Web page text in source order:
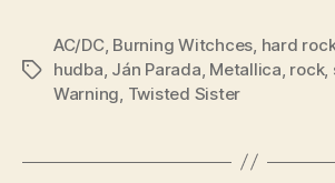
Značky
AC/DC, Burning Witchces hard
hudba Ján Parada Metallica rock,
Warning Twisted Sister